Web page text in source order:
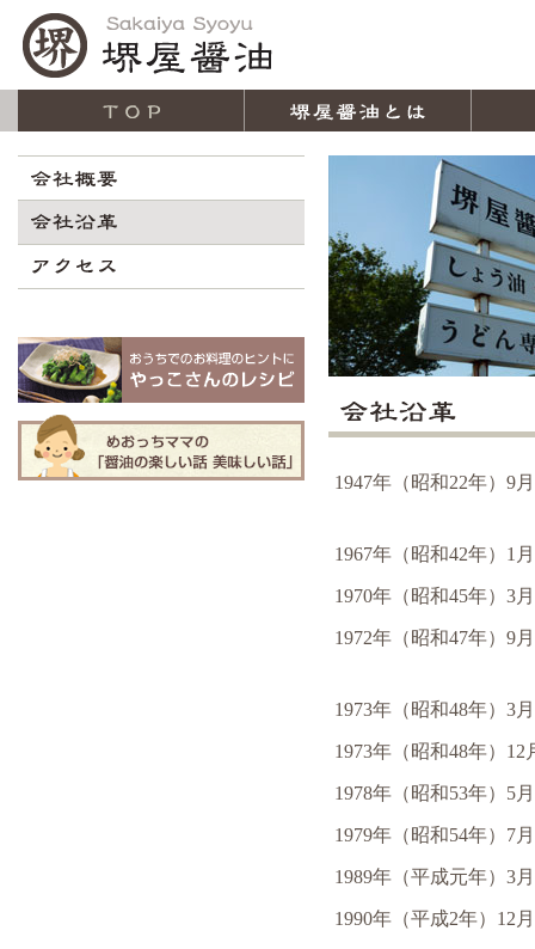
1947年（昭和22年）9
1967年（昭和42年）1月
1970年（昭和45年）3月
1972年（昭和47年）9月
1973年（昭和48年）3月
1973年（昭和48年）12
1978年（昭和53年）5月
1979年（昭和54年）7月
1989年（平成元年）3月
1990年（平成2年）12月